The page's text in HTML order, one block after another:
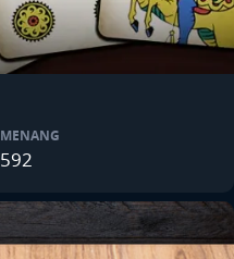
MENANG
592